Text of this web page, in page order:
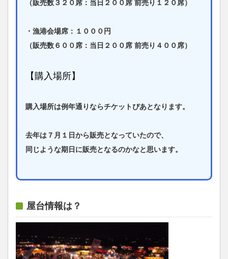
（販売数３２０席：当日２００席 前売り１２０席）
・漁港会場席：１０００円
（販売数６００席：当日２００席 前売り４００席）
【購入場所】
購入場所は例年通りならチケットぴあとなります。
去年は７月１日から販売となっていたので、
同じような期日に販売となるのかなと思います。
屋台情報は？